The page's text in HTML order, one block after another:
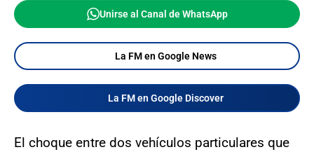
Unirse al Canal de WhatsApp
La FM en Google News
La FM en Google Discover
El choque entre dos vehículos particulares que